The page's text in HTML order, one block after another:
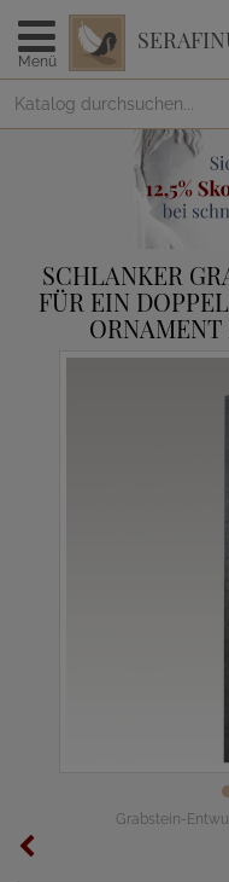
Menü
SCHLANKER
FÜR EIN
Grabstein-